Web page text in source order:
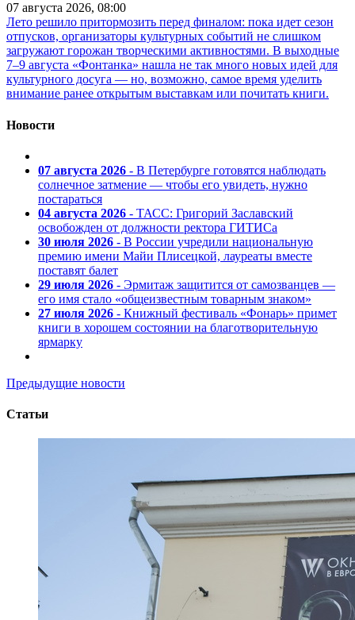
07 августа 2026, 08:00
Лето решило притормозить перед финалом: пока идет сезон
отпусков, организаторы культурных событий не слишком
загружают горожан творческими активностями. В выходные
7–9 августа «Фонтанка» нашла не так много новых идей для
культурного досуга — но, возможно, самое время уделить
внимание ранее открытым выставкам или почитать книги.
Новости
07 августа 2026 - В Петербурге готовятся наблюдать
солнечное затмение — чтобы его увидеть, нужно
постараться
04 августа 2026 - ТАСС: Григорий Заславский
освобожден от должности ректора ГИТИСа
30 июля 2026 - В России учредили национальную
премию имени Майи Плисецкой, лауреаты вместе
поставят балет
29 июля 2026 - Эрмитаж защитится от самозванцев —
его имя стало «общеизвестным товарным знаком»
27 июля 2026 - Книжный фестиваль «Фонарь» примет
книги в хорошем состоянии на благотворительную
ярмарку
Предыдущие новости
Статьи